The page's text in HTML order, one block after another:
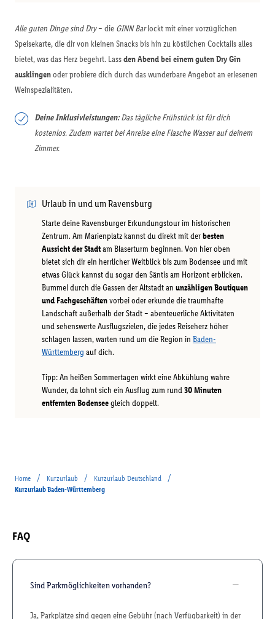
Alle guten Dinge sind Dry– die GINN Barlockt mit einer vorzüglichen
Speisekarte, die dir von kleinen Snacks bis hin zu köstlichen Cocktails alles
bietet, was das Herz begehrt. Lassden Abend bei einem guten Dry Gin
ausklingenoder probiere dich durch das wunderbare Angebot an erlesenen
Weinspezialitäten.
Deine Inklusivleistungen:Das tägliche Frühstück ist für dich
kostenlos. Zudem wartet bei Anreise eine Flasche Wasser auf deinem
Zimmer.
Urlaub in und um Ravensburg
Starte deine Ravensburger Erkundungstour im historischen
Zentrum. Am Marienplatz kannst du direkt mit derbesten
Aussicht der Stadtam Blaserturm beginnen. Von hier oben
bietet sich dir ein herrlicher Weitblick bis zum Bodensee und mit
etwas Glück kannst du sogar den Säntis am Horizont erblicken.
Bummel durch die Gassen der Altstadt an unzähligen Boutiquen
und Fachgeschäftenvorbei oder erkunde die traumhafte
Landschaft außerhalb der Stadt – abenteuerliche Aktivitäten
und sehenswerte Ausflugszielen, die jedes Reiseherz höher
schlagen lassen, warten rund um die Region in Baden-
Württemberg auf dich.
Tipp: An heißen Sommertagen wirkt eine Abkühlung wahre
Wunder, da lohnt sich ein Ausflug zum rund30 Minuten
entfernten Bodenseegleich doppelt.
Home / Kurzurlaub / Kurzurlaub Deutschland /
Kurzurlaub Baden-Württemberg
FAQ
Sind Parkmöglichkeiten vorhanden?
Ja, Parkplätze sind gegen eine Gebühr (nach Verfügbarkeit) in der